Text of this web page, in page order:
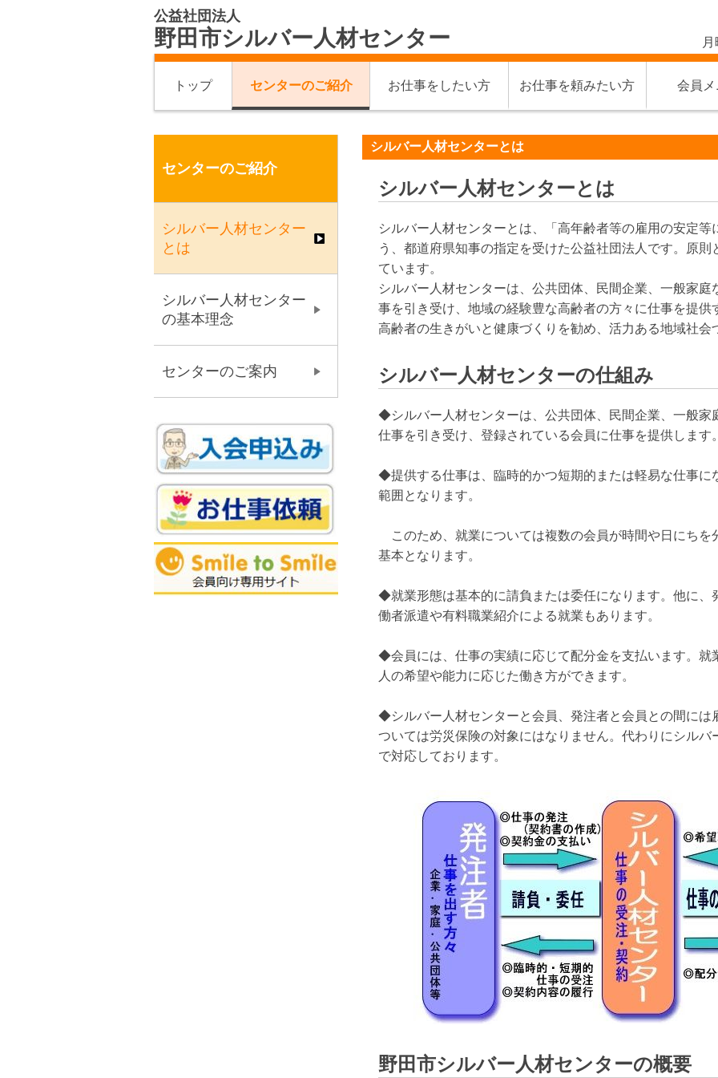
公益社団法人
野田市シルバー人材センター
トップ センターのご紹介 お仕事をしたい方 お仕事を頼みたい方 会員
シルバー人材センターとは
シルバー人材センターとは
シルバー人材センターとは、「高年齢者等の雇用の安定
う、都道府県知事の指定を受けた公益社団法人です。原
ています。
シルバー人材センターは、公共団体、民間企業、一般家
事を引き受け、地域の経験豊な高齢者の方々に仕事を提
高齢者の生きがいと健康づくりを勧め、活力ある地域社会
シルバー人材センターの仕組み
◆シルバー人材センターは、公共団体、民間企業、一般家
仕事を引き受け、登録されている会員に仕事を提供します
◆提供する仕事は、臨時的かつ短期的または軽易な仕事に
範囲となります。
このため、就業については複数の会員が時間や日にちを
基本となります。
◆就業形態は基本的に請負または委任になります。他に、
働者派遣や有料職業紹介による就業もあります。
◆会員には、仕事の実績に応じて配分金を支払います。就
人の希望や能力に応じた働き方ができます。
◆シルバー人材センターと会員、発注者と会員との間には
ついては労災保険の対象にはなりません。代わりにシル
で対応しております。
野田市シルバー人材センターの概要
センターのご紹介
シルバー人材センター
とは
シルバー人材センター
の基本理念
センターのご案内